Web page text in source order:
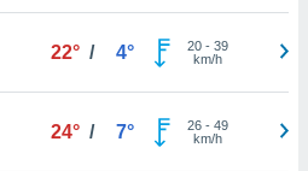
22° / 4° 20- 39
km/h
24° / 7° 26- 49
km/h